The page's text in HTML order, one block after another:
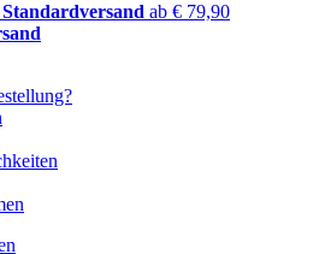
ab € 79,90